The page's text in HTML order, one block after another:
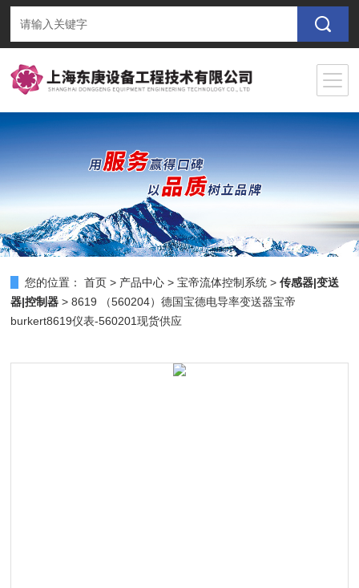
您的位置： 首页 > 产品中心 >宝帝流体控制系统 >传感器|变送
器|控制器 > 8619 （560204）德国宝德电导率变送器宝帝
burkert8619仪表-560201现货供应